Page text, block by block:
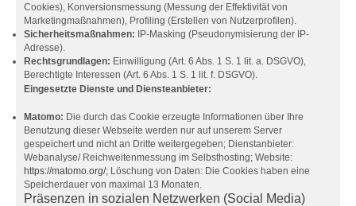
Cookies), Konversionsmessung (Messung der Effektivität von
Marketingmaßnahmen), Profiling (Erstellen von Nutzerprofilen).
Sicherheitsmaßnahmen: IP-Masking (Pseudonymisierung der IP-
Adresse).
Rechtsgrundlagen: Einwilligung (Art. 6 Abs. 1 S. 1 lit. a. DSGVO),
Berechtigte Interessen (Art. 6 Abs. 1 S. 1 lit. f. DSGVO).
Eingesetzte Dienste und Diensteanbieter:
Matomo: Die durch das Cookie erzeugte Informationen über Ihre
Benutzung dieser Webseite werden nur auf unserem Server
gespeichert und nicht an Dritte weitergegeben; Dienstanbieter:
Webanalyse/ Reichweitenmessung im Selbsthosting; Website:
https://matomo.org/; Löschung von Daten: Die Cookies haben eine
Speicherdauer von maximal 13 Monaten.
Präsenzen in sozialen Netzwerken (Social Media)